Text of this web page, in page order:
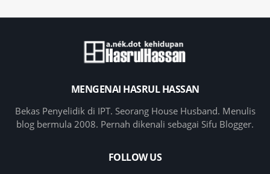
MENGENAI HASRUL HASSAN
Bekas Penyelidik di IPT. Seorang House Husband. Menulis
blog bermula 2008. Pernah dikenali sebagai Sifu Blogger.
FOLLOW US